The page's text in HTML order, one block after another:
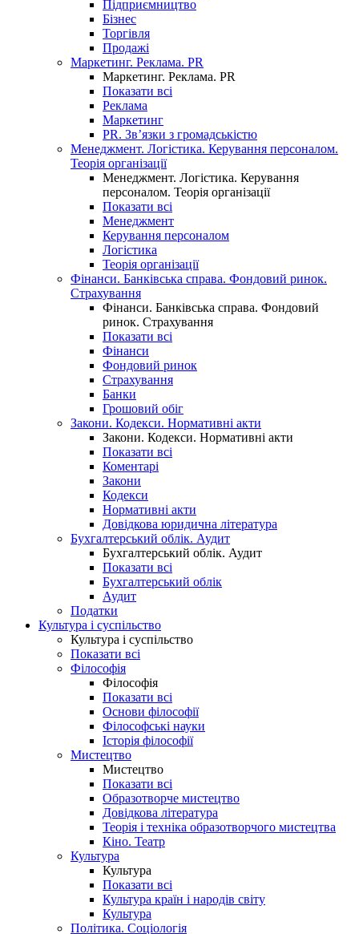
Підприємництво
Бізнес
Торгівля
Продажі
Маркетинг. Реклама. PR
Маркетинг. Реклама. PR
Показати всі
Реклама
Маркетинг
PR. Зв’язки з громадськістю
Менеджмент. Логістика. Керування персоналом.
Теорія організації
Менеджмент. Логістика. Керування
персоналом. Теорія організації
Показати всі
Менеджмент
Керування персоналом
Логістика
Теорія організації
Фінанси. Банківська справа. Фондовий ринок.
Страхування
Фінанси. Банківська справа. Фондовий
ринок. Страхування
Показати всі
Фінанси
Фондовий ринок
Страхування
Банки
Грошовий обіг
Закони. Кодекси. Нормативні акти
Закони. Кодекси. Нормативні акти
Показати всі
Коментарі
Закони
Кодекси
Нормативні акти
Довідкова юридична література
Бухгалтерський облік. Аудит
Бухгалтерський облік. Аудит
Показати всі
Бухгалтерський облік
Аудит
Податки
Культура і суспільство
Культура і суспільство
Показати всі
Філософія
Філософія
Показати всі
Основи філософії
Філософські науки
Історія філософії
Мистецтво
Мистецтво
Показати всі
Образотворче мистецтво
Довідкова література
Теорія і техніка образотворчого мистецтва
Кіно. Театр
Культура
Культура
Показати всі
Культура країн і народів світу
Культура
Політика. Соціологія